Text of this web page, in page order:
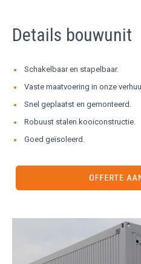
Details bouwunit
Schakelbaar en stapelbaar.
Vaste maatvoering in onze
Snel geplaatst en gemonteerd.
Robuust stalen kooiconstructie.
Goed geïsoleerd.